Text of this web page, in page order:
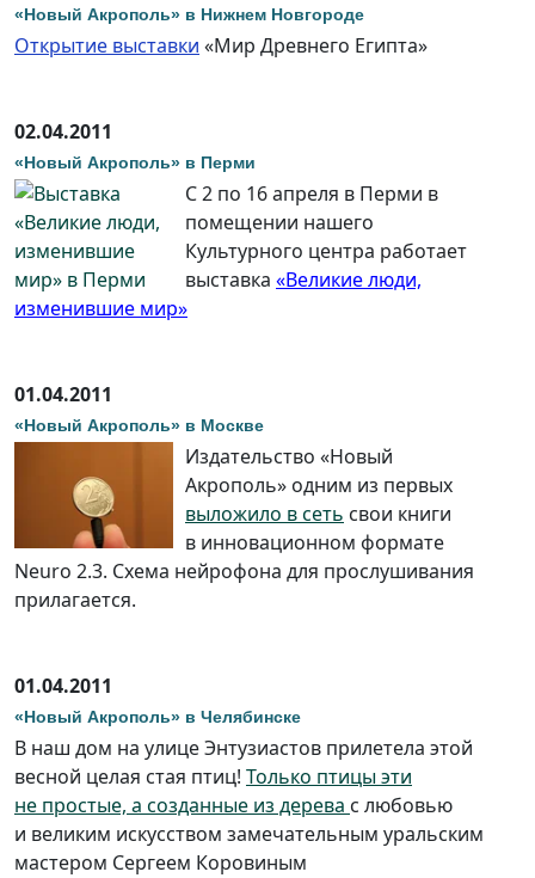
«Новый Акрополь» в Нижнем Новгороде
Открытие выставки «Мир Древнего Египта»
02.04.2011
«Новый Акрополь» в Перми
C 2 по 16 апреля в Перми в
помещении нашего
Культурного центра работает
выставка «Великие люди,
изменившие мир»
01.04.2011
«Новый Акрополь» в Москве
Издательство «Новый
Акрополь» одним из первых
выложило в сеть свои книги
в инновационном формате
Neuro 2.3. Схема нейрофона для прослушивания
прилагается.
01.04.2011
«Новый Акрополь» в Челябинске
В наш дом на улице Энтузиастов прилетела этой
весной целая стая птиц! Только птицы эти
не простые, а созданные из дерева с любовью
и великим искусством замечательным уральским
мастером Сергеем Коровиным